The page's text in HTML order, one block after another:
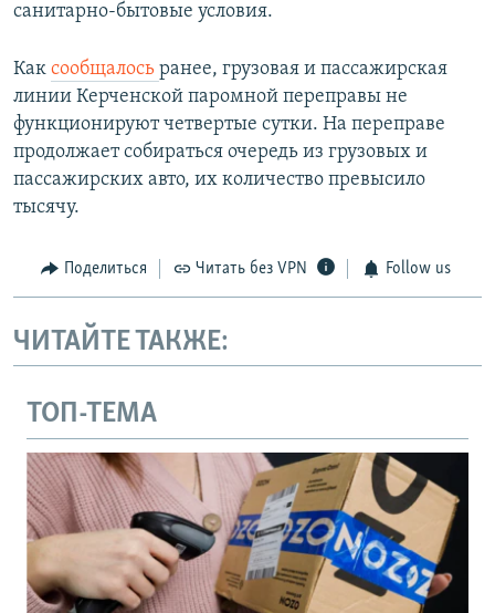
санитарно-бытовые условия.
Как сообщалось ранее, грузовая и пассажирская
линии Керченской паромной переправы не
функционируют четвертые сутки. На переправе
продолжает собираться очередь из грузовых и
пассажирских авто, их количество превысило
тысячу.
Поделиться Читать без VPN Follow us
ЧИТАЙТЕ ТАКЖЕ:
ТОП-ТЕМА